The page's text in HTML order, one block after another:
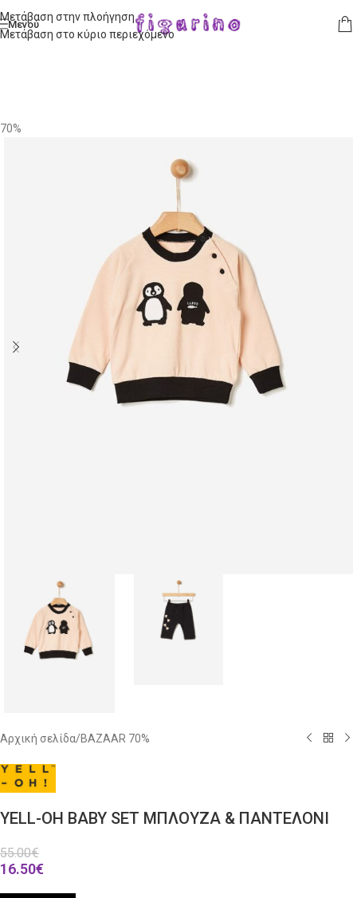
Μετάβαση στην πλοήγηση
Μετάβαση στο κύριο περιεχόμενο
Μενού
70%
Αρχική σελίδα/BAZAAR 70%
YELL-OH BABY SET ΜΠΛΟΥΖΑ & ΠΑΝΤΕΛΟΝΙ
55.00€
16.50€